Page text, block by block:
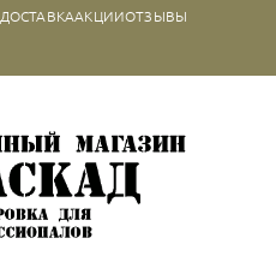
ДОСТАВКААКЦИИОТЗЫВЫ